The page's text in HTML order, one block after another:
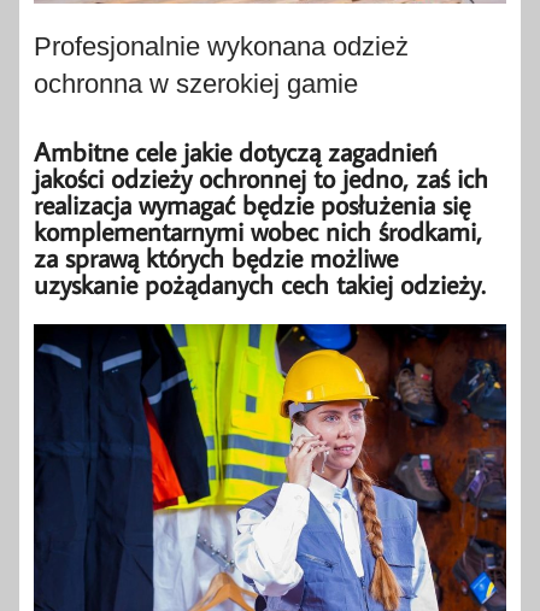
Profesjonalnie wykonana odzież
ochronna w szerokiej gamie
Ambitne cele jakie dotyczą zagadnień
jakości odzieży ochronnej to jedno, zaś ich
realizacja wymagać będzie posłużenia się
komplementarnymi wobec nich środkami,
za sprawą których będzie możliwe
uzyskanie pożądanych cech takiej odzieży.